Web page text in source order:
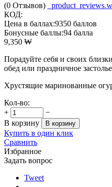
(0 Отзывов)
КОД:
Цена в баллах:9350 баллов
Бонусные баллы:94 балла
9,350 ₩
Порадуйте себя и своих
обед или праздничное
Хрустящие маринованные
Кол-во:
+
−
В корзину
В корзину
Купить в один клик
Сравнить
Избранное
Задать вопрос
Tweet